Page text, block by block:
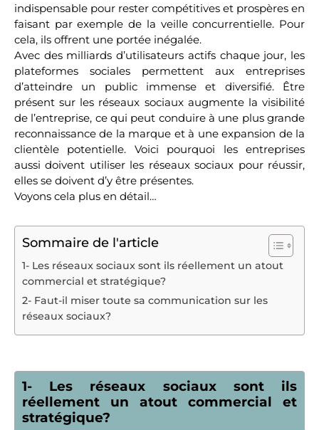
indispensable pour rester compétitives et prospères en
faisant par exemple de la veille concurrentielle. Pour
cela, ils offrent une portée inégalée.
Avec des milliards d’utilisateurs actifs chaque jour, les
plateformes sociales permettent aux entreprises
d’atteindre un public immense et diversifié. Être
présent sur les réseaux sociaux augmente la visibilité
de l’entreprise, ce qui peut conduire à une plus grande
reconnaissance de la marque et à une expansion de la
clientèle potentielle. Voici pourquoi les entreprises
aussi doivent utiliser les réseaux sociaux pour réussir,
elles se doivent d’y être présentes.
Voyons cela plus en détail…
Sommaire de l'article
1- Les réseaux sociaux sont ils réellement un atout
commercial et stratégique?
2- Faut-il miser toute sa communication sur les
réseaux sociaux?
1- Les réseaux sociaux sont ils
réellement un atout commercial et
stratégique?